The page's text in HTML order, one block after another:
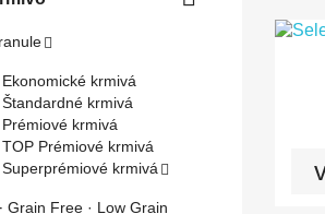

Ekonomické krmivá
Štandardné krmivá
Prémiové krmivá
TOP Prémiové krmivá
Superprémiové krmivá 
Grain Free · Low Grain